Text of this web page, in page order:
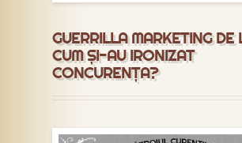
GUERRILLA MARKETING DE
CUM ȘI-AU IRONIZAT
CONCURENȚA?